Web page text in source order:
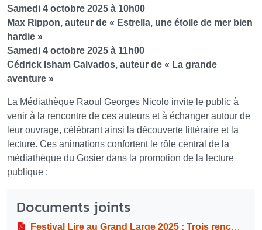
Samedi 4 octobre 2025 à 10h00
Max Rippon, auteur de « Estrella, une étoile de mer bien
hardie »
Samedi 4 octobre 2025 à 11h00
Cédrick Isham Calvados, auteur de « La grande
aventure »
La Médiathèque Raoul Georges Nicolo invite le public à
venir à la rencontre de ces auteurs et à échanger autour de
leur ouvrage, célébrant ainsi la découverte littéraire et la
lecture. Ces animations confortent le rôle central de la
médiathèque du Gosier dans la promotion de la lecture
publique ;
Documents joints
Festival Lire au Grand Large 2025 : Trois rencontres littéraires à la Médiathèque Raoul Georges Nicolo du Gosier